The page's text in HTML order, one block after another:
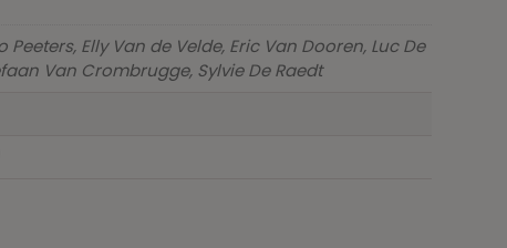
Elly Van de Velde, Eric Van Dooren, Luc De
Van Crombrugge, Sylvie De Raedt